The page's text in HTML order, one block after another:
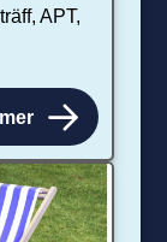
APT,